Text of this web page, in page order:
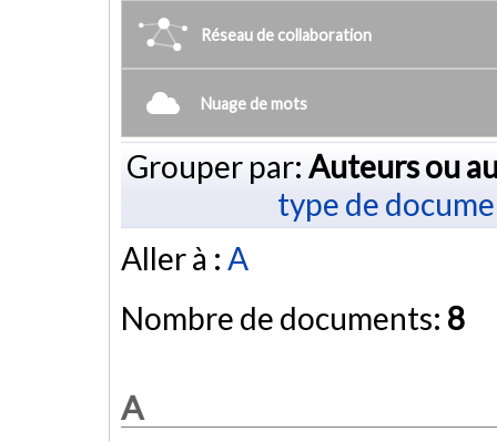
Réseau de collaboration
Nuage de mots
Grouper par: Auteurs ou
type de
Aller à : A
Nombre de documents: 8
A